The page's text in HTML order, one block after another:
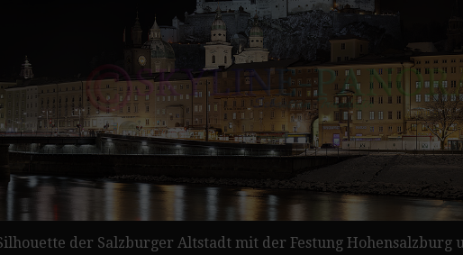
der Salzburger Altstadt mit der Festung Hohensalzburg